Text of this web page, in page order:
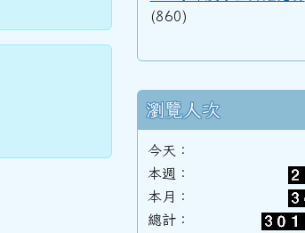
(860)
瀏覽人次
今天：
本週：
本月：
總計：